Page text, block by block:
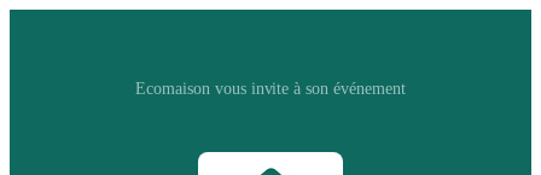
Ecomaison vous invite à son événement